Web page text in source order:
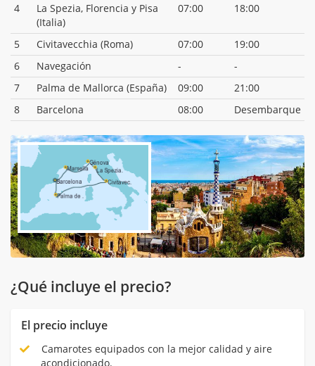
4
La Spezia, Florencia y Pisa
(Italia)
07:00 18:00
5 Civitavecchia (Roma) 07:00
19:00
6
Navegación -
-
7
Palma de Mallorca (España) 09:00
21:00
8
Barcelona 08:00 Desembarque
¿Qué incluye el precio?
El precio incluye
Camarotes equipados con la mejor calidad y aire
acondicionado.